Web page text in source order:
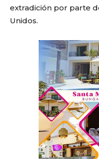
extradición por parte
Unidos.